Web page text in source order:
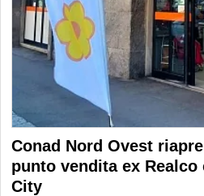
Conad Nord Ovest
punto vendita ex Realco
City